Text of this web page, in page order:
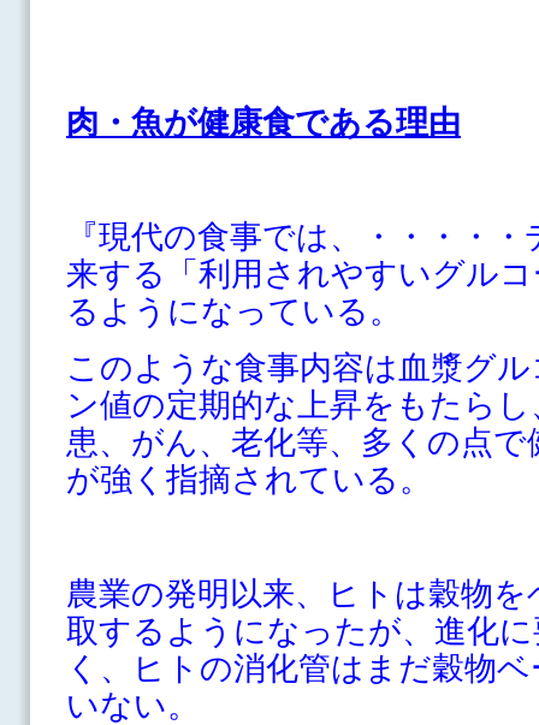
肉・魚が健康食である理由
『現代の食事では、・・・・
来する「利用されやすいグル
るようになっている。
このような食事内容は血漿グ
ン値の定期的な上昇をもたら
患、がん、老化等、多くの点
が強く指摘されている。
農業の発明以来、ヒトは穀物
取するようになったが、進化
く、ヒトの消化管はまだ穀物
いない。